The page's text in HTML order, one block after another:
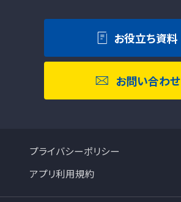
お役立ち資料
お問い合わせ
プライバシーポリシー
アプリ利用規約